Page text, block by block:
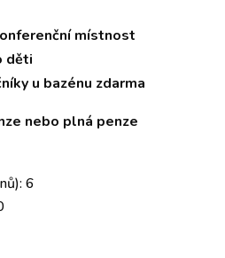
místnost
děti
u bazénu zdarma
nebo plná penze
6